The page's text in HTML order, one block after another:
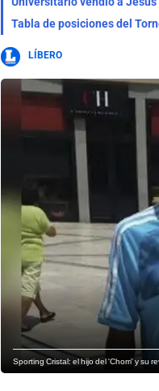
Tabla de posiciones del
LÍBERO
Sporting Cristal: el hijo del 'Chorri' y su